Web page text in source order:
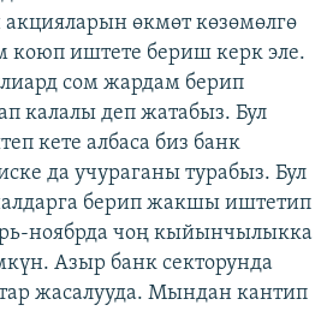
өкмөт көзөмөлгө
коюп иштете бериш керк эле.
сом жардам берип
калалы деп жатабыз. Бул
кете албаса биз банк
да учураганы турабыз. Бул
берип жакшы иштетип
ноябрда чоң кыйынчылыкка
Азыр банк секторунда
жасалууда. Мындан кантип